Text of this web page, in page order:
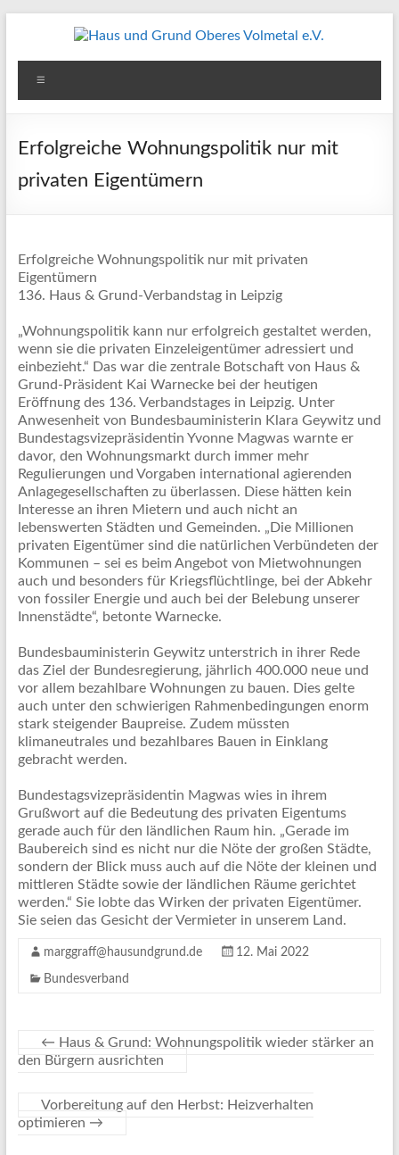
Haus
und
Grund
Oberes
Erfolgreiche Wohnungspolitik nur mit
privaten Eigentümern
Erfolgreiche Wohnungspolitik nur mit privaten
Eigentümern
136. Haus & Grund-Verbandstag in Leipzig
„Wohnungspolitik kann nur erfolgreich gestaltet werden,
wenn sie die privaten Einzeleigentümer adressiert und
einbezieht.“ Das war die zentrale Botschaft von Haus &
Grund-Präsident Kai Warnecke bei der heutigen
Eröffnung des 136. Verbandstages in Leipzig. Unter
Anwesenheit von Bundesbauministerin Klara Geywitz und
Bundestagsvizepräsidentin Yvonne Magwas warnte er
davor, den Wohnungsmarkt durch immer mehr
Regulierungen und Vorgaben international agierenden
Anlagegesellschaften zu überlassen. Diese hätten kein
Interesse an ihren Mietern und auch nicht an
lebenswerten Städten und Gemeinden. „Die Millionen
privaten Eigentümer sind die natürlichen Verbündeten der
Kommunen – sei es beim Angebot von Mietwohnungen
auch und besonders für Kriegsflüchtlinge, bei der Abkehr
von fossiler Energie und auch bei der Belebung unserer
Innenstädte“, betonte Warnecke.
Bundesbauministerin Geywitz unterstrich in ihrer Rede
das Ziel der Bundesregierung, jährlich 400.000 neue und
vor allem bezahlbare Wohnungen zu bauen. Dies gelte
auch unter den schwierigen Rahmenbedingungen enorm
stark steigender Baupreise. Zudem müssten
klimaneutrales und bezahlbares Bauen in Einklang
gebracht werden.
Bundestagsvizepräsidentin Magwas wies in ihrem
Grußwort auf die Bedeutung des privaten Eigentums
gerade auch für den ländlichen Raum hin. „Gerade im
Baubereich sind es nicht nur die Nöte der großen Städte,
sondern der Blick muss auch auf die Nöte der kleinen und
mittleren Städte sowie der ländlichen Räume gerichtet
werden.“ Sie lobte das Wirken der privaten Eigentümer.
Sie seien das Gesicht der Vermieter in unserem Land.
marggraff@hausundgrund.de 12. Mai 2022
Bundesverband
← Haus & Grund: Wohnungspolitik wieder stärker an
den Bürgern ausrichten
Vorbereitung auf den Herbst: Heizverhalten
optimieren →